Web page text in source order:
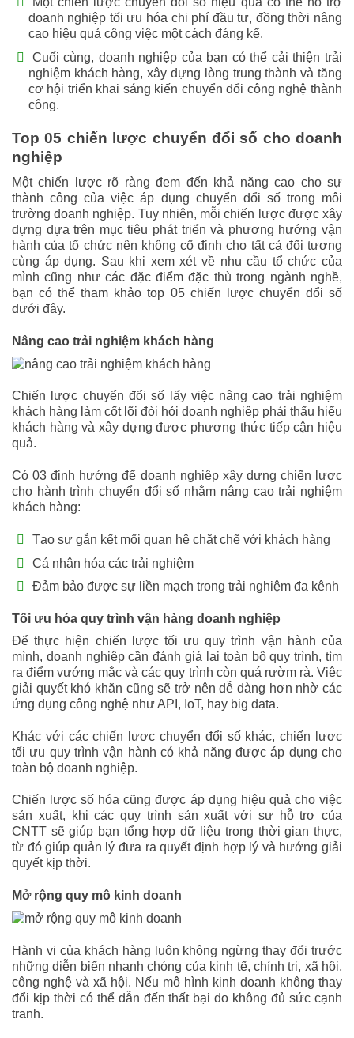
doanh nghiệp tối ưu hóa chi phí đầu tư, đồng thời nâng
cao hiệu quả công việc một cách đáng kể.
Cuối cùng, doanh nghiệp của bạn có thể cải thiện trải
nghiệm khách hàng, xây dựng lòng trung thành và tăng
cơ hội triển khai sáng kiến chuyển đổi công nghệ thành
công.
Top 05 chiến lược chuyển đổi số cho doanh
nghiệp
Một chiến lược rõ ràng đem đến khả năng cao cho sự
thành công của việc áp dụng chuyển đổi số trong môi
trường doanh nghiệp. Tuy nhiên, mỗi chiến lược được xây
dựng dựa trên mục tiêu phát triển và phương hướng vận
hành của tổ chức nên không cố định cho tất cả đối tượng
cùng áp dụng. Sau khi xem xét về nhu cầu tổ chức của
mình cũng như các đặc điểm đặc thù trong ngành nghề,
bạn có thể tham khảo top 05 chiến lược chuyển đổi số
dưới đây.
Nâng cao trải nghiệm khách hàng
Chiến lược chuyển đổi số lấy việc nâng cao trải nghiệm
khách hàng làm cốt lõi đòi hỏi doanh nghiệp phải thấu hiểu
khách hàng và xây dựng được phương thức tiếp cận hiệu
quả.
Có 03 định hướng để doanh nghiệp xây dựng chiến lược
cho hành trình chuyển đổi số nhằm nâng cao trải nghiệm
khách hàng:
Tạo sự gắn kết mối quan hệ chặt chẽ với khách hàng
Cá nhân hóa các trải nghiệm
Đảm bảo được sự liền mạch trong trải nghiệm đa kênh
Tối ưu hóa quy trình vận hàng doanh nghiệp
Để thực hiện chiến lược tối ưu quy trình vận hành của
mình, doanh nghiệp cần đánh giá lại toàn bộ quy trình, tìm
ra điểm vướng mắc và các quy trình còn quá rườm rà. Việc
giải quyết khó khăn cũng sẽ trở nên dễ dàng hơn nhờ các
ứng dụng công nghệ như API, IoT, hay big data.
Khác với các chiến lược chuyển đổi số khác, chiến lược
tối ưu quy trình vận hành có khả năng được áp dụng cho
toàn bộ doanh nghiệp.
Chiến lược số hóa cũng được áp dụng hiệu quả cho việc
sản xuất, khi các quy trình sản xuất với sự hỗ trợ của
CNTT sẽ giúp bạn tổng hợp dữ liệu trong thời gian thực,
từ đó giúp quản lý đưa ra quyết định hợp lý và hướng giải
quyết kịp thời.
Mở rộng quy mô kinh doanh
Hành vi của khách hàng luôn không ngừng thay đổi trước
những diễn biến nhanh chóng của kinh tế, chính trị, xã hội,
công nghệ và xã hội. Nếu mô hình kinh doanh không thay
đổi kịp thời có thể dẫn đến thất bại do không đủ sức cạnh
tranh.